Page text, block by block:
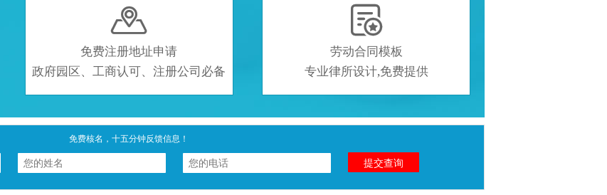

免费注册地址申请
政府园区、工商认可、注册公司必备

劳动合同模板
专业律所设计,免费提供
免费核名，十五分钟反馈信息！